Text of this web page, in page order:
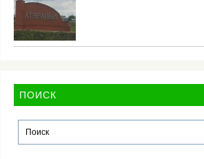
ПОИСК